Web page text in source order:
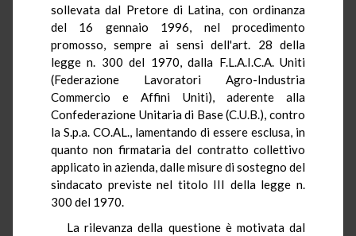
sollevata dal Pretore di Latina, con ordinanza
del 16 gennaio 1996, nel procedimento
promosso, sempre ai sensi dell'art. 28 della
legge n. 300 del 1970, dalla F.L.A.I.C.A. Uniti
(Federazione Lavoratori Agro-Industria
Commercio e Affini Uniti), aderente alla
Confederazione Unitaria di Base (C.U.B.), contro
la S.p.a. CO.AL., lamentando di essere esclusa, in
quanto non firmataria del contratto collettivo
applicato in azienda, dalle misure di sostegno del
sindacato previste nel titolo III della legge n.
300 del 1970.
La rilevanza della questione è motivata dal